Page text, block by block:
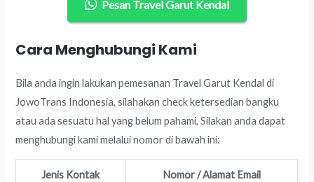
Pesan Travel Garut Kendal
Cara Menghubungi Kami
Bila anda ingin lakukan pemesanan Travel Garut Kendal di
JowoTrans Indonesia, silahakan check ketersedian bangku
atau ada sesuatu hal yang belum pahami, Silakan anda dapat
menghubungi kami melalui nomor di bawah ini:
Jenis Kontak Nomor / Alamat Email